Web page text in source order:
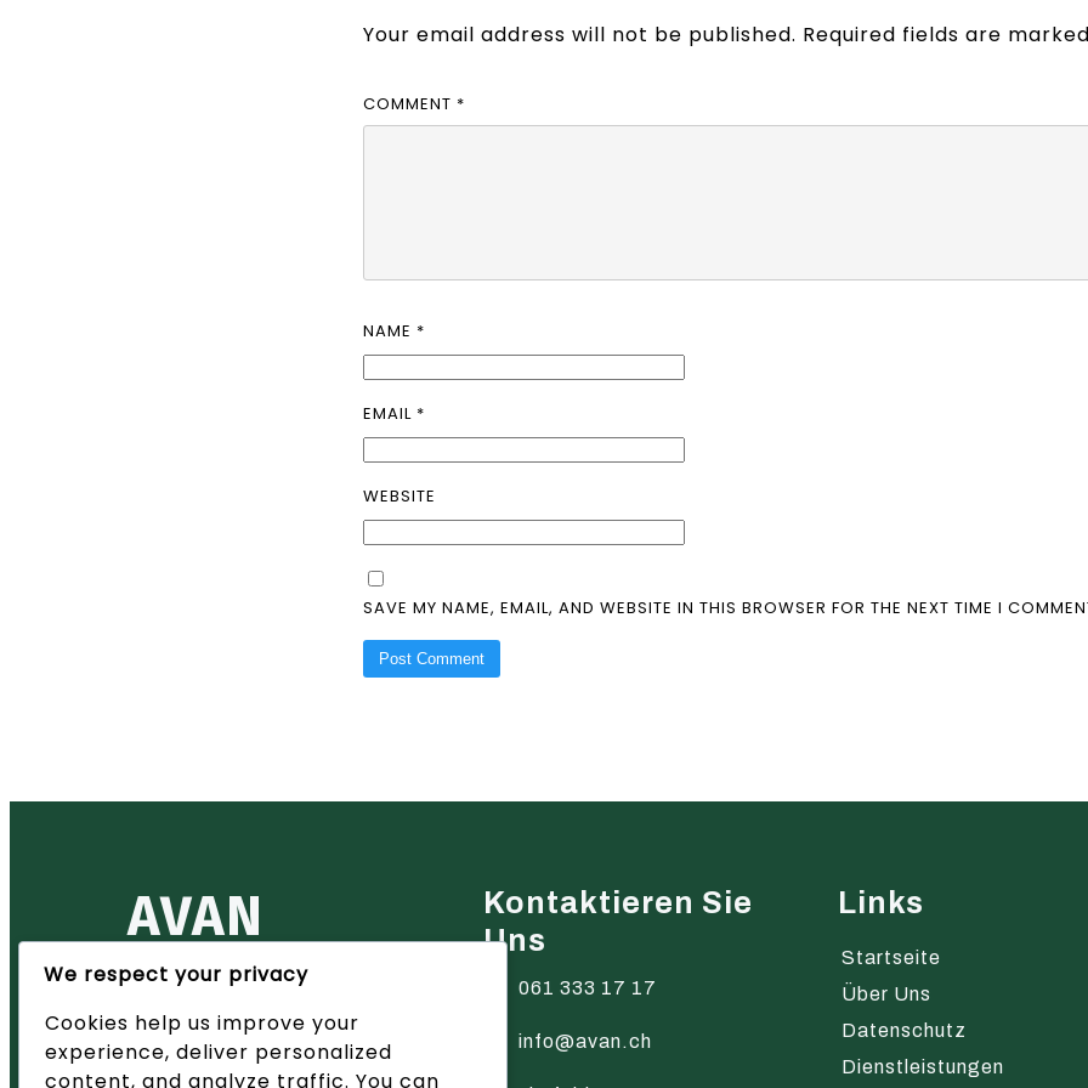
Your email address will not be published. Required fields are
COMMENT *
NAME *
EMAIL *
WEBSITE
SAVE MY NAME, EMAIL, AND WEBSITE IN THIS BROWSER FOR THE NEXT TIME I
AVAN
Ihr zuverlässiger Partner für
– wir bieten innovative Lösungen
und hervorragenden Service.
Kontaktieren Sie
Uns
061 333 17 17
info@avan.ch
Links
Startseite
Über Uns
Datenschutz
Dienstleistungen
We respect your privacy
Cookies help us improve your
experience, deliver personalized
content, and analyze traffic. You can